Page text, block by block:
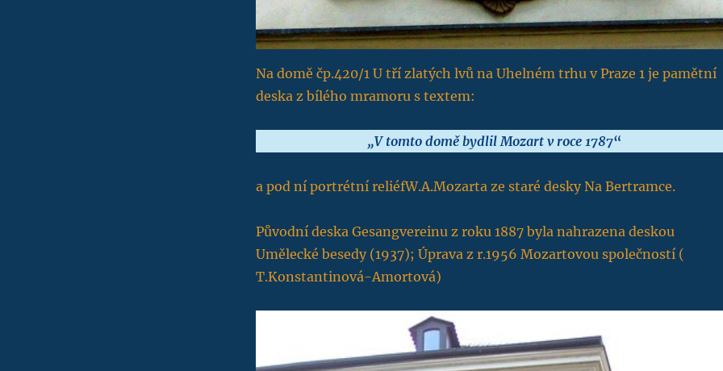
Na domě čp.420/1 U tří zlatých lvů na Uhelném trhu v Praze 1 je pamětní
deska z bílého mramoru s textem:
„V tomto domě bydlil Mozart v roce 1787“
a pod ní portrétní reliéfW.A.Mozarta ze staré desky Na Bertramce.
Původní deska Gesangvereinu z roku 1887 byla nahrazena deskou
Umělecké besedy (1937); Úprava z r.1956 Mozartovou společností (
T.Konstantinová-Amortová)